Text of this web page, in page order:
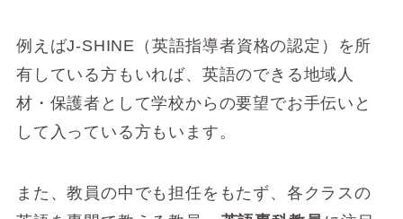
例えばJ-SHINE（英語指導者資格の認定）を所
有している方もいれば、英語のできる地域人
材・保護者として学校からの要望でお手伝いと
して入っている方もいます。
また、教員の中でも担任をもたず、各クラスの